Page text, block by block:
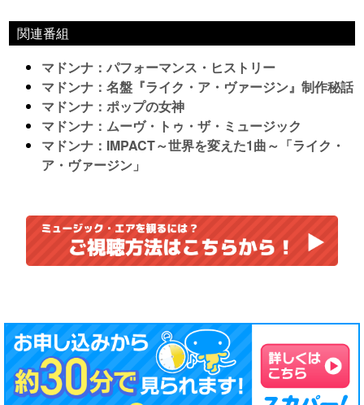
関連番組
マドンナ：パフォーマンス・ヒストリー
マドンナ：名盤『ライク・ア・ヴァージン』制作秘話
マドンナ：ポップの女神
マドンナ：ムーヴ・トゥ・ザ・ミュージック
マドンナ：IMPACT～世界を変えた1曲～「ライク・
ア・ヴァージン」